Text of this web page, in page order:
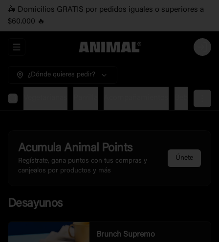
🛵 Domicilios GRATIS por pedidos iguales o superiores a
$60.000 🔥
Abrir menu de navegación Login
¿Dónde quieres pedir?
AcumulaAnimal Points
Regístrate, gana puntos con tus compras y
canjealos por productos y más
Únete
Desayunos
Brunch Supremo